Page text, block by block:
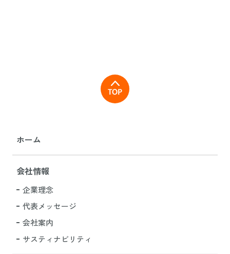
ホーム
会社情報
企業理念
代表メッセージ
会社案内
サスティナビリティ